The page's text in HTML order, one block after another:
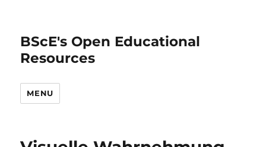
BScE's Open Educational
Resources
MENU